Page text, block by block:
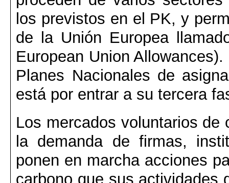
los previstos en el PK, y
de la Unión Europea
European Union
Planes Nacionales de
está por entrar a su tercera
Los mercados voluntarios de
la demanda de firmas,
ponen en marcha acciones
carbono que sus actividades